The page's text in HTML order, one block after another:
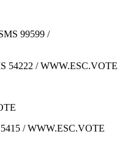
99599 /
54222 / WWW.ESC.VOTE
/ WWW.ESC.VOTE